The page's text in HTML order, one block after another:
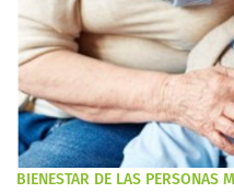
BIENESTAR DE LAS PERSONAS